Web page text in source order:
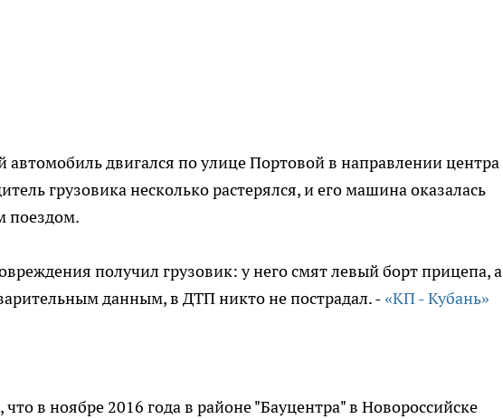
автомобиль двигался по улице Портовой в направлении центра
грузовика несколько растерялся, и его машина оказалась
поездом.
получил грузовик: у него смят левый борт прицепа, а
данным, в ДТП никто не пострадал. - «КП - Кубань»
в ноябре 2016 года в районе "Бауцентра" в Новороссийске